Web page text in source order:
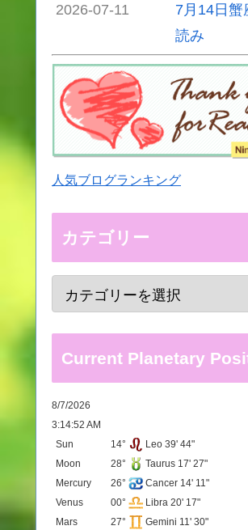
2026-07-11
7月14日蟹
読み
人気ブログランキング
カテゴリー
Current Planetary
8/7/2026
3:14:52 AM
Sun
14°
Leo 39' 44"
Moon
28°
Taurus 17' 27"
Mercury
26°
Cancer 14' 11"
Venus
00°
Libra 20' 17"
Mars
27°
Gemini 11' 30"